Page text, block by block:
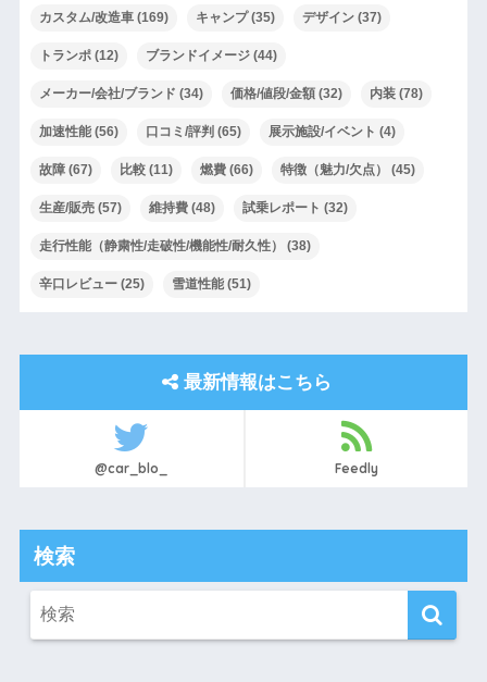
カスタム/改造車(169) キャンプ(35) デザイン(37)
トランポ(12) ブランドイメージ(44)
メーカー/会社/ブランド (34) 価格/値段/金額(32) 内装(78)
加速性能(56) 口コミ/評判 (65) 展示施設/イベント (4)
故障(67) 比較(11) 燃費(66) 特徴（魅力/欠点） (45)
生産/販売(57) 維持費(48) 試乗レポート (32)
走行性能（静粛性/走破性/機能性/耐久性） (38)
辛口レビュー(25) 雪道性能(51)
最新情報はこちら
@car_blo_ Feedly
検索